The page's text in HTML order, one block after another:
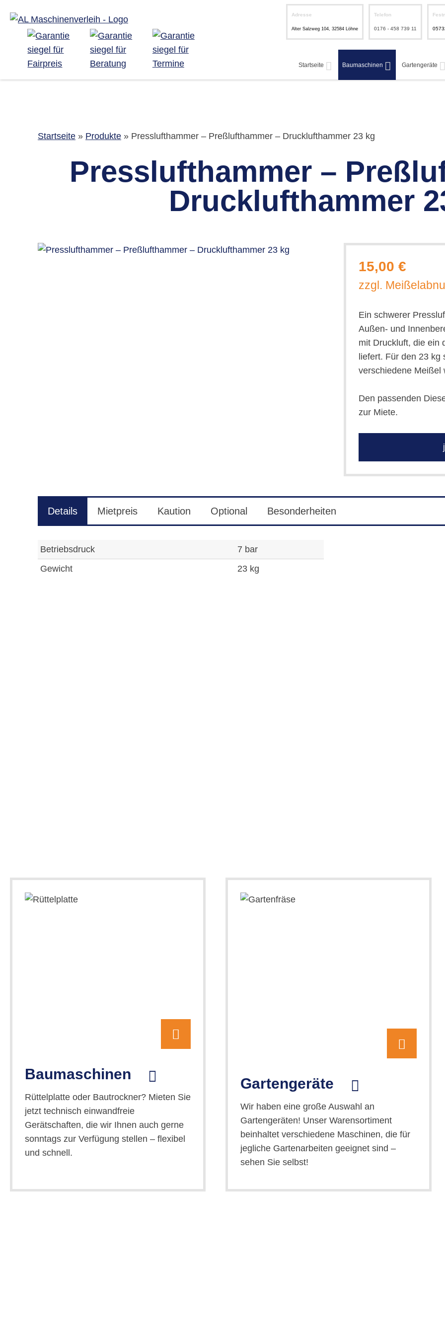
Adresse
Alter Salzweg 104, 32584 Löhne
Telefon
0176 - 458 739 11
Startseite Baumaschinen Gartengeräte
Startseite» Produkte» Presslufthammer – Preßlufthammer – Drucklufthammer 23 kg
Presslufthammer –
Drucklufthammer
15,00 €
zzgl.
Ein schwerer
Außen- und
mit Druckluft, die ein
liefert. Für den 23
verschiedene Meißel
Den passenden
zur Miete.
Details Mietpreis Kaution Optional Besonderheiten
Betriebsdruck
7 bar
Gewicht
23 kg
Baumaschinen
Rüttelplatte oder Bautrockner? Mieten Sie
jetzt technisch einwandfreie
Gerätschaften, die wir Ihnen auch gerne
sonntags zur Verfügung stellen – flexibel
und schnell.
Gartengeräte
Wir haben eine große Auswahl an
Gartengeräten! Unser Warensortiment
beinhaltet verschiedene Maschinen, die für
jegliche Gartenarbeiten geeignet sind –
sehen Sie selbst!